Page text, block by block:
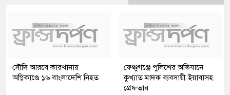
সৌদি আরবে কারখানায়
অগ্নিকাণ্ডে ১৬ বাংলাদেশি নিহত
ফেঞ্চুগঞ্জে পুলিশের অভিযানে
কুখ্যাত মাদক ব্যবসায়ী ইয়াবাসহ
গ্রেফতার